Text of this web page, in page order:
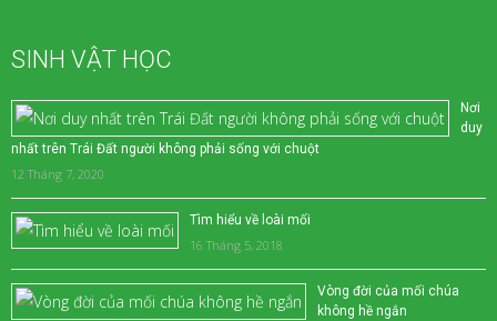
SINH VẬT HỌC
Nơi
duy
nhất trên Trái Đất người không phải sống với chuột
12 Tháng 7, 2020
Tìm hiểu về loài mối
16 Tháng 5, 2018
Vòng đời của mối chúa
không hề ngắn